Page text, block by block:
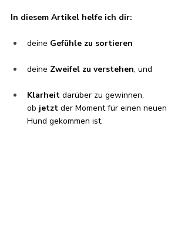
In diesem Artikel helfe ich dir:
deine Gefühle zu sortieren
deine Zweifel zu verstehen, und
Klarheit darüber zu gewinnen,
ob jetzt der Moment für einen neuen
Hund gekommen ist.